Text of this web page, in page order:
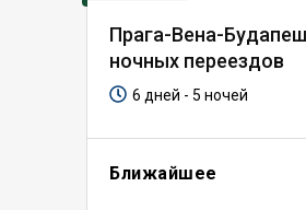
Прага-Вена-
ночных переездов
6 дней - 5 ночей
Ближайшее